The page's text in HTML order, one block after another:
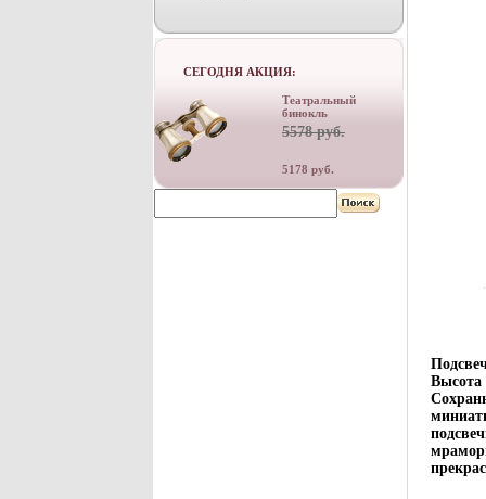
СЕГОДНЯ АКЦИЯ:
Театральный
бинокль
5578 руб.
5178 руб.
Высота